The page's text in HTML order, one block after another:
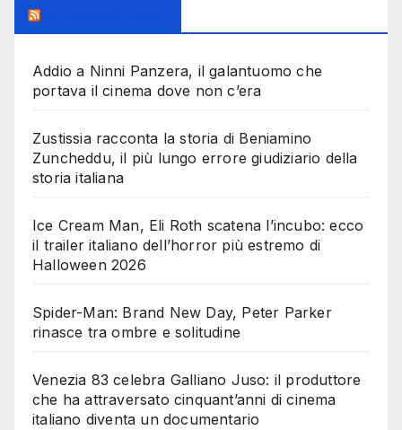
Addio a Ninni Panzera, il galantuomo che
portava il cinema dove non c’era
Zustissia racconta la storia di Beniamino
Zuncheddu, il più lungo errore giudiziario della
storia italiana
Ice Cream Man, Eli Roth scatena l’incubo: ecco
il trailer italiano dell’horror più estremo di
Halloween 2026
Spider-Man: Brand New Day, Peter Parker
rinasce tra ombre e solitudine
Venezia 83 celebra Galliano Juso: il produttore
che ha attraversato cinquant’anni di cinema
italiano diventa un documentario